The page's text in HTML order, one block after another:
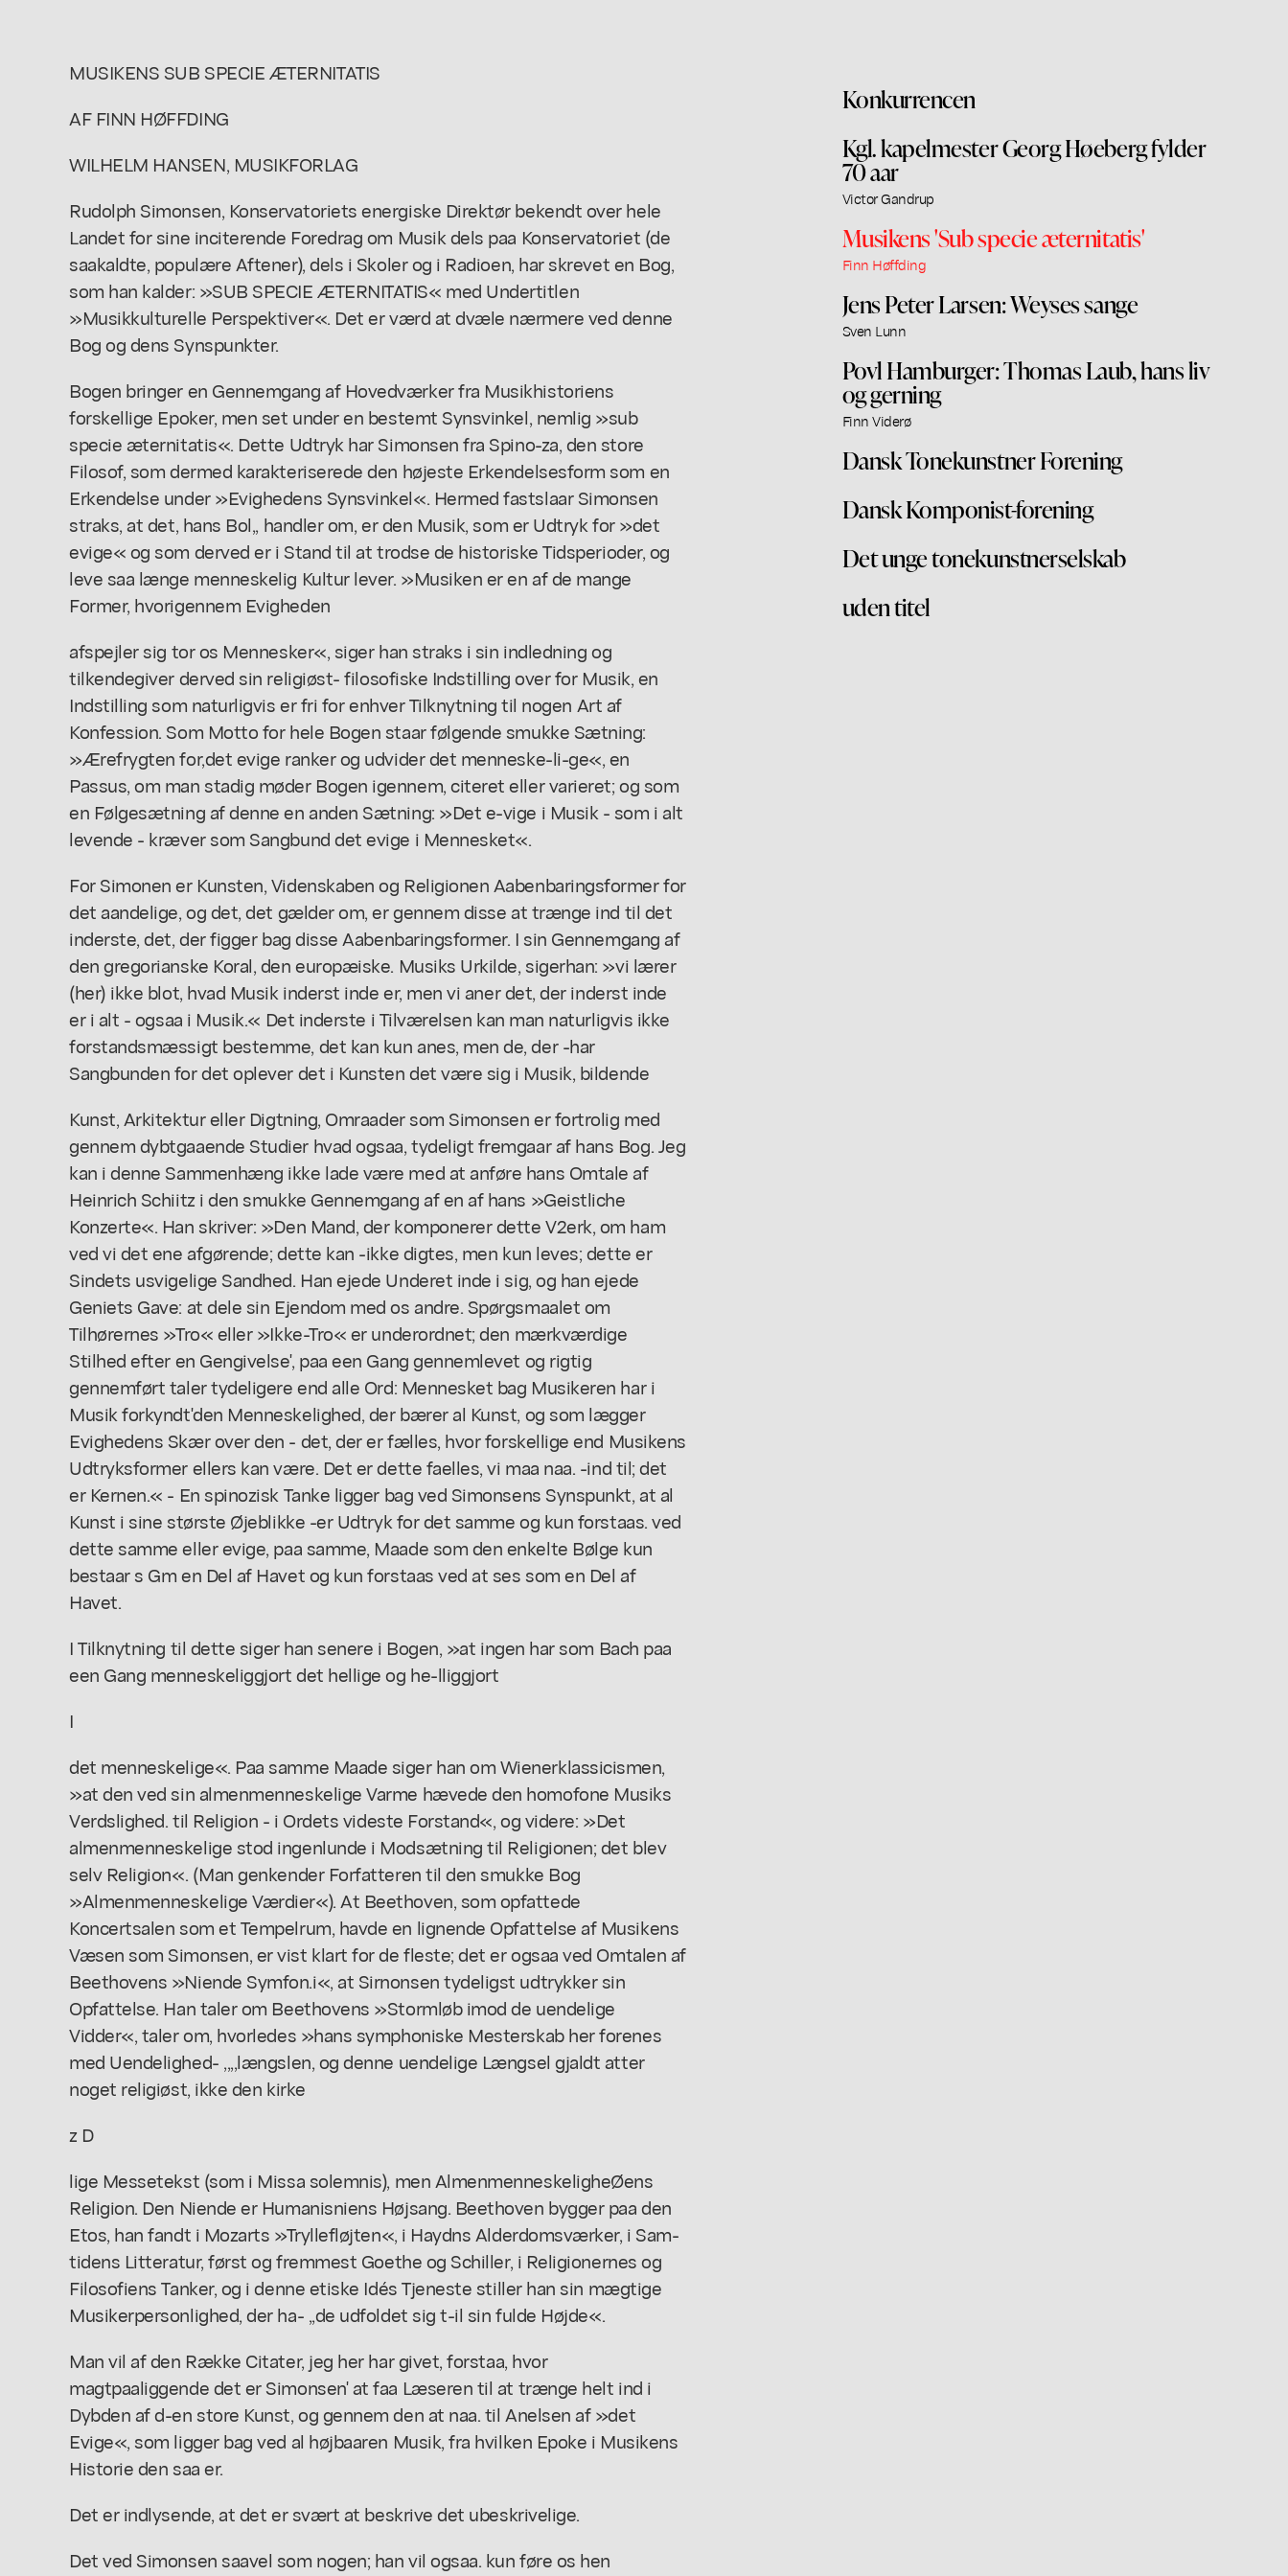
MUSIKENS SUB SPECIE ÆTERNITATIS
AF FINN HØFFDING
WILHELM HANSEN, MUSIKFORLAG
Rudolph Simonsen, Konservatoriets energiske Direktør bekendt over hele
Landet for sine inciterende Foredrag om Musik dels paa Konservatoriet (de
saakaldte, populære Aftener), dels i Skoler og i Radioen, har skrevet en Bog,
som han kalder: »SUB SPECIE ÆTERNITATIS« med Undertitlen
»Musikkulturelle Perspektiver«. Det er værd at dvæle nærmere ved denne
Bog og dens Synspunkter.
Bogen bringer en Gennemgang af Hovedværker fra Musikhistoriens
forskellige Epoker, men set under en bestemt Synsvinkel, nemlig »sub
specie æternitatis«. Dette Udtryk har Simonsen fra Spino-za, den store
Filosof, som dermed karakteriserede den højeste Erkendelsesform som en
Erkendelse under »Evighedens Synsvinkel«. Hermed fastslaar Simonsen
straks, at det, hans Bol,, handler om, er den Musik, som er Udtryk for »det
evige« og som derved er i Stand til at trodse de historiske Tidsperioder, og
leve saa længe menneskelig Kultur lever. »Musiken er en af de mange
Former, hvorigennem Evigheden
afspejler sig tor os Mennesker«, siger han straks i sin indledning og
tilkendegiver derved sin religiøst- filosofiske Indstilling over for Musik, en
Indstilling som naturligvis er fri for enhver Tilknytning til nogen Art af
Konfession. Som Motto for hele Bogen staar følgende smukke Sætning:
»Ærefrygten for,det evige ranker og udvider det menneske-li-ge«, en
Passus, om man stadig møder Bogen igennem, citeret eller varieret; og som
en Følgesætning af denne en anden Sætning: »Det e-vige i Musik - som i alt
levende - kræver som Sangbund det evige i Mennesket«.
For Simonen er Kunsten, Videnskaben og Religionen Aabenbaringsformer for
det aandelige, og det, det gælder om, er gennem disse at trænge ind til det
inderste, det, der figger bag disse Aabenbaringsformer. I sin Gennemgang af
den gregorianske Koral, den europæiske. Musiks Urkilde, sigerhan: »vi lærer
(her) ikke blot, hvad Musik inderst inde er, men vi aner det, der inderst inde
er i alt - ogsaa i Musik.« Det inderste i Tilværelsen kan man naturligvis ikke
forstandsmæssigt bestemme, det kan kun anes, men de, der -har
Sangbunden for det oplever det i Kunsten det være sig i Musik, bildende
Kunst, Arkitektur eller Digtning, Omraader som Simonsen er fortrolig med
gennem dybtgaaende Studier hvad ogsaa, tydeligt fremgaar af hans Bog. Jeg
kan i denne Sammenhæng ikke lade være med at anføre hans Omtale af
Heinrich Schiitz i den smukke Gennemgang af en af hans »Geistliche
Konzerte«. Han skriver: »Den Mand, der komponerer dette V2erk, om ham
ved vi det ene afgørende; dette kan -ikke digtes, men kun leves; dette er
Sindets usvigelige Sandhed. Han ejede Underet inde i sig, og han ejede
Geniets Gave: at dele sin Ejendom med os andre. Spørgsmaalet om
Tilhørernes »Tro« eller »Ikke-Tro« er underordnet; den mærkværdige
Stilhed efter en Gengivelse', paa een Gang gennemlevet og rigtig
gennemført taler tydeligere end alle Ord: Mennesket bag Musikeren har i
Musik forkyndt'den Menneskelighed, der bærer al Kunst, og som lægger
Evighedens Skær over den - det, der er fælles, hvor forskellige end Musikens
Udtryksformer ellers kan være. Det er dette faelles, vi maa naa. -ind til; det
er Kernen.« - En spinozisk Tanke ligger bag ved Simonsens Synspunkt, at al
Kunst i sine største Øjeblikke -er Udtryk for det samme og kun forstaas. ved
dette samme eller evige, paa samme, Maade som den enkelte Bølge kun
bestaar s Gm en Del af Havet og kun forstaas ved at ses som en Del af
Havet.
I Tilknytning til dette siger han senere i Bogen, »at ingen har som Bach paa
een Gang menneskeliggjort det hellige og he-lliggjort
I
det menneskelige«. Paa samme Maade siger han om Wienerklassicismen,
»at den ved sin almenmenneskelige Varme hævede den homofone Musiks
Verdslighed. til Religion - i Ordets videste Forstand«, og videre: »Det
almenmenneskelige stod ingenlunde i Modsætning til Religionen; det blev
selv Religion«. (Man genkender Forfatteren til den smukke Bog
»Almenmenneskelige Værdier«). At Beethoven, som opfattede
Koncertsalen som et Tempelrum, havde en lignende Opfattelse af Musikens
Væsen som Simonsen, er vist klart for de fleste; det er ogsaa ved Omtalen af
Beethovens »Niende Symfon.i«, at Sirnonsen tydeligst udtrykker sin
Opfattelse. Han taler om Beethovens »Stormløb imod de uendelige
Vidder«, taler om, hvorledes »hans symphoniske Mesterskab her forenes
med Uendelighed- ,,,,længslen, og denne uendelige Længsel gjaldt atter
noget religiøst, ikke den kirke
z D
lige Messetekst (som i Missa solemnis), men AlmenmenneskeligheØens
Religion. Den Niende er Humanisniens Højsang. Beethoven bygger paa den
Etos, han fandt i Mozarts »Tryllefløjten«, i Haydns Alderdomsværker, i Sam-
tidens Litteratur, først og fremmest Goethe og Schiller, i Religionernes og
Filosofiens Tanker, og i denne etiske Idés Tjeneste stiller han sin mægtige
Musikerpersonlighed, der ha- ,,de udfoldet sig t-il sin fulde Højde«.
Man vil af den Række Citater, jeg her har givet, forstaa, hvor
magtpaaliggende det er Simonsen' at faa Læseren til at trænge helt ind i
Dybden af d-en store Kunst, og gennem den at naa. til Anelsen af »det
Evige«, som ligger bag ved al højbaaren Musik, fra hvilken Epoke i Musikens
Historie den saa er.
Det er indlysende, at det er svært at beskrive det ubeskrivelige.
Det ved Simonsen saavel som nogen; han vil ogsaa. kun føre os hen
Konkurrencen
Kgl. kapelmester Georg Høeberg fylder
70 aar
Victor Gandrup
Musikens 'Sub specie æternitatis'
Finn Høffding
Jens Peter Larsen: Weyses sange
Sven Lunn
Povl Hamburger: Thomas Laub, hans liv
og gerning
Finn Viderø
Dansk Tonekunstner Forening
Dansk Komponist-forening
Det unge tonekunstnerselskab
uden titel